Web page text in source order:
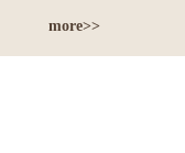
more>>